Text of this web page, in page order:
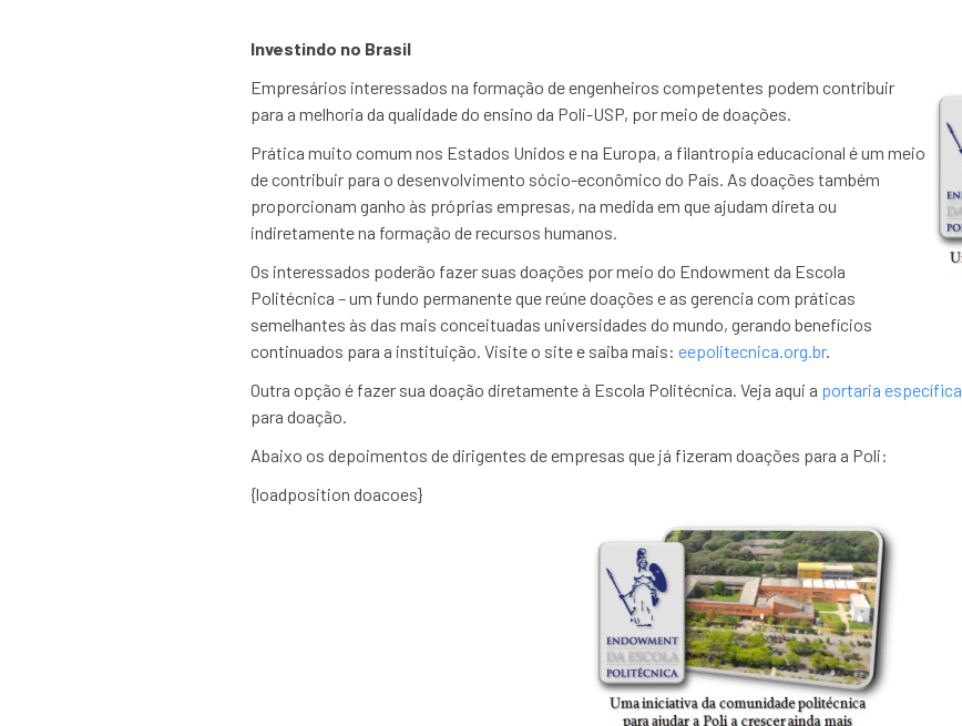
Investindo no Brasil
Empresários interessados na formação de engenheiros competentes podem contribuir
para a melhoria da qualidade do ensino da Poli-USP, por meio de doações.
Prática muito comum nos Estados Unidos e na Europa, a filantropia educacional é um meio
de contribuir para o desenvolvimento sócio-econômico do País. As doações também
proporcionam ganho às próprias empresas, na medida em que ajudam direta ou
indiretamente na formação de recursos humanos.
Os interessados poderão fazer suas doações por meio do Endowment da Escola
Politécnica – um fundo permanente que reúne doações e as gerencia com práticas
semelhantes às das mais conceituadas universidades do mundo, gerando benefícios
continuados para a instituição. Visite o site e saiba mais: eepolitecnica.org.br.
Outra opção é fazer sua doação diretamente à Escola Politécnica. Veja aqui a portaria específica
para doação.
Abaixo os depoimentos de dirigentes de empresas que já fizeram doações para a Poli:
{loadposition doacoes}